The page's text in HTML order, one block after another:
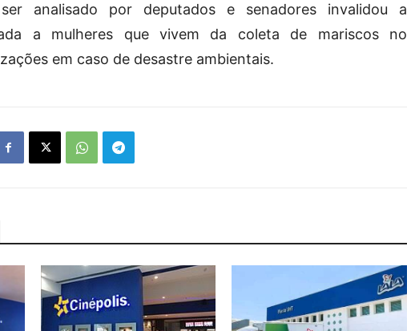
analisado por deputados e senadores invalidou a
a mulheres que vivem da coleta de mariscos no
em caso de desastre ambientais.